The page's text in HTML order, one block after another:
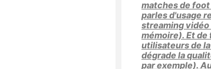
matches de
parles d'usage
streaming vidéo
mémoire). Et
utilisateurs de
dégrade la
par exemple).